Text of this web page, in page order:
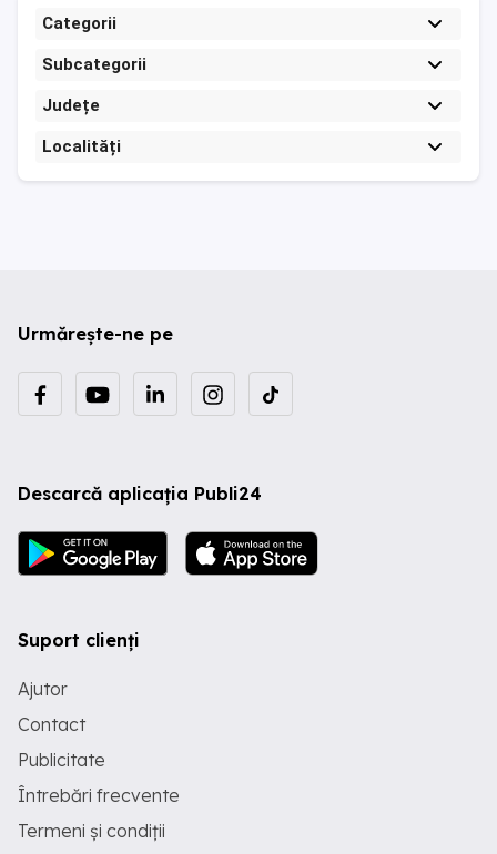
Categorii
Subcategorii
Județe
Localități
Urmărește-ne pe
Descarcă aplicația Publi24
Suport clienți
Ajutor
Contact
Publicitate
Întrebări frecvente
Termeni și condiții